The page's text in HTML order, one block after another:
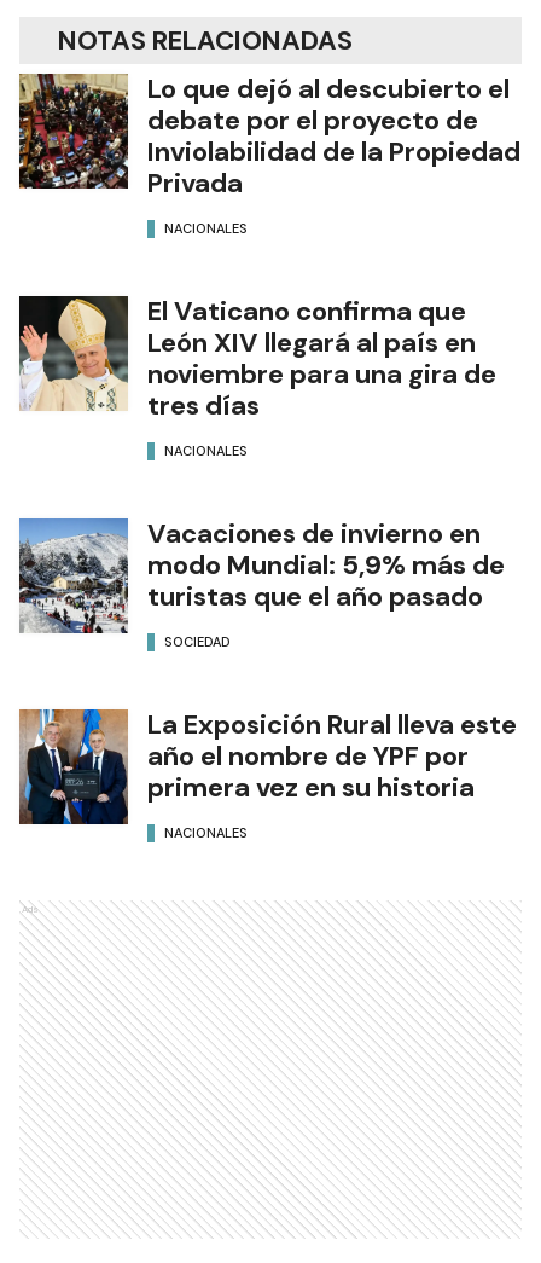
NOTAS RELACIONADAS
Lo que dejó al descubierto el
debate por el proyecto de
Inviolabilidad de la Propiedad
Privada
NACIONALES
El Vaticano confirma que
León XIV llegará al país en
noviembre para una gira de
tres días
NACIONALES
Vacaciones de invierno en
modo Mundial: 5,9% más de
turistas que el año pasado
SOCIEDAD
La Exposición Rural lleva este
año el nombre de YPF por
primera vez en su historia
NACIONALES
Ads